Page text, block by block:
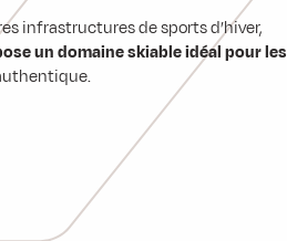
infrastructures de sports d’hiver,
un domaine skiable idéal pour les